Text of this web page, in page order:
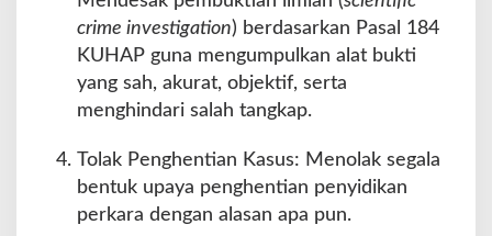
crime investigation) berdasarkan Pasal 184
KUHAP guna mengumpulkan alat bukti
yang sah, akurat, objektif, serta
menghindari salah tangkap.
Tolak Penghentian Kasus: Menolak segala
bentuk upaya penghentian penyidikan
perkara dengan alasan apa pun.